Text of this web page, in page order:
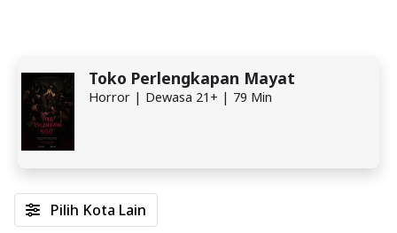
Toko Perlengkapan Mayat
Horror | Dewasa 21+ | 79 Min
Pilih Kota Lain